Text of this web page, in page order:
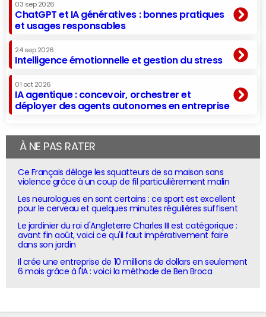
03 sep 2026
ChatGPT et IA génératives : bonnes pratiques
et usages responsables
24 sep 2026
Intelligence émotionnelle et gestion du stress
01 oct 2026
IA agentique : concevoir, orchestrer et
déployer des agents autonomes en entreprise
À NE PAS RATER
Ce Français déloge les squatteurs de sa maison sans
violence grâce à un coup de fil particulièrement malin
Les neurologues en sont certains : ce sport est excellent
pour le cerveau et quelques minutes régulières suffisent
Le jardinier du roi d'Angleterre Charles III est catégorique :
avant fin août, voici ce qu'il faut impérativement faire
dans son jardin
Il crée une entreprise de 10 millions de dollars en seulement
6 mois grâce à l'IA : voici la méthode de Ben Broca